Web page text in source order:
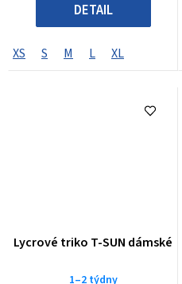
DETAIL
XS S M L XL
Lycrové triko T-SUN dámské
1–2 týdny